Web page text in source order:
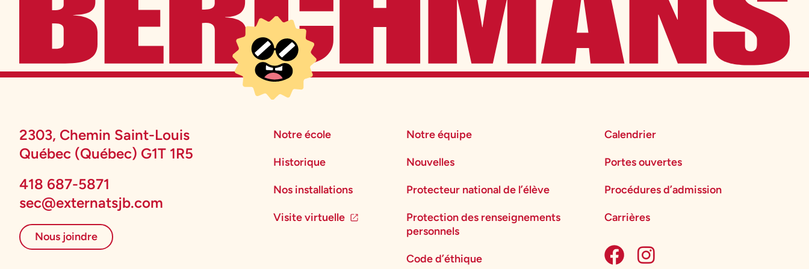
2303, Chemin Saint-Louis
Québec (Québec) G1T 1R5
418 687-5871
sec@externatsjb.com
Nous joindre
Notre école
Historique
Nos installations
Visite virtuelle
Notre équipe
Nouvelles
Protecteur national de l’élève
Protection des renseignements
personnels
Code d’éthique
Calendrier
Portes ouvertes
Procédures d’admission
Carrières